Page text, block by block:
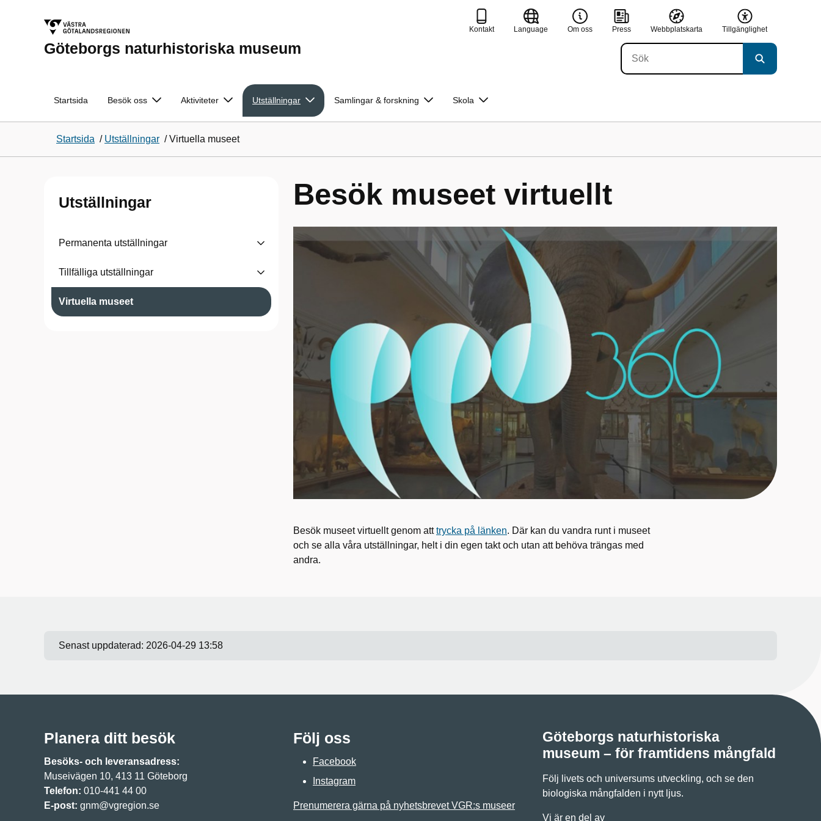
Göteborgs naturhistoriska museum
Kontakt Language Om oss Press Webbplatskarta Tillgänglighet
Startsida Besök oss Aktiviteter Utställningar Samlingar & forskning Skola
Startsida / Utställningar /Virtuella museet
Utställningar
Permanenta utställningar
Tillfälliga utställningar
Virtuella museet
Besök museet virtuellt
Besök museet virtuellt genom atttrycka på länken. Där kan du vandra runt i museet
och se alla våra utställningar, helt i din egen takt och utan att behöva trängas med
andra.
Senast uppdaterad: 2026-04-29 13:58
Planera ditt besök
Besöks- och leveransadress:
Museivägen 10, 413 11 Göteborg
Telefon: 010-441 44 00
E-post: gnm@vgregion.se
Följ oss
Facebook
Instagram
Prenumerera gärna på nyhetsbrevet VGR:s museer
Göteborgs naturhistoriska
museum – för framtidens mångfald
Följ livets och universums utveckling, och se den
biologiska mångfalden i nytt ljus.
Vi är en del av